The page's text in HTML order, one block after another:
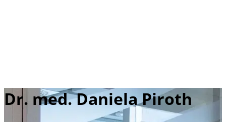
Dr. med. Daniela Piroth